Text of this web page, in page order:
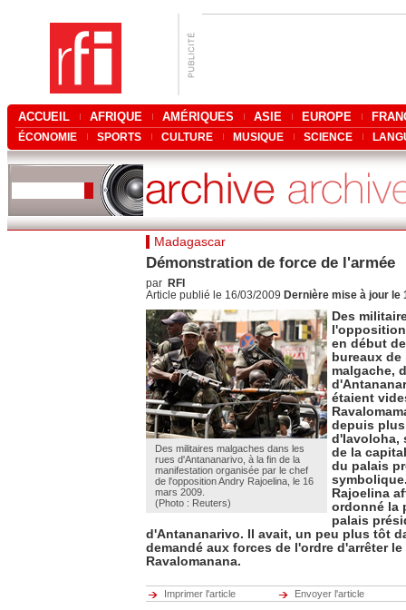
ACCUEIL AFRIQUE AMÉRIQUES ASIE EUROPE
ÉCONOMIE SPORTS CULTURE MUSIQUE SCIENCE
Madagascar
Démonstration de force de l'armée
par RFI
Article publié le 16/03/2009 Dernière mise à jour le
Des militaires malgaches dans les
rues d'Antananarivo, à la fin de la
manifestation organisée par le chef
de l'opposition Andry Rajoelina, le 16
mars 2009.
(Photo : Reuters)
Des
en début
bureaux
malgache,
étaient
depuis
d'Iavoloha,
de la
du palais
Rajoelina
ordonné la
palais
d'Antananarivo. Il avait, un peu plus tôt
demandé aux forces de l'ordre d'arrêter
Ravalomanana.
Imprimer l'article Envoyer l'article